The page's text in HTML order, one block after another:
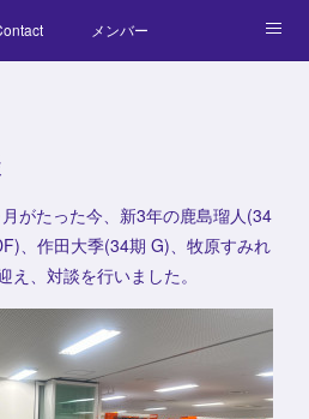
メンバー
がたった今、新3年の鹿島瑠人(34
、作田大季(34期 G)、牧原すみれ
、対談を行いました。